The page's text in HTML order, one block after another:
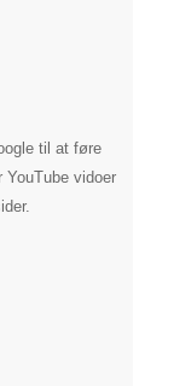
til at føre
vidoer